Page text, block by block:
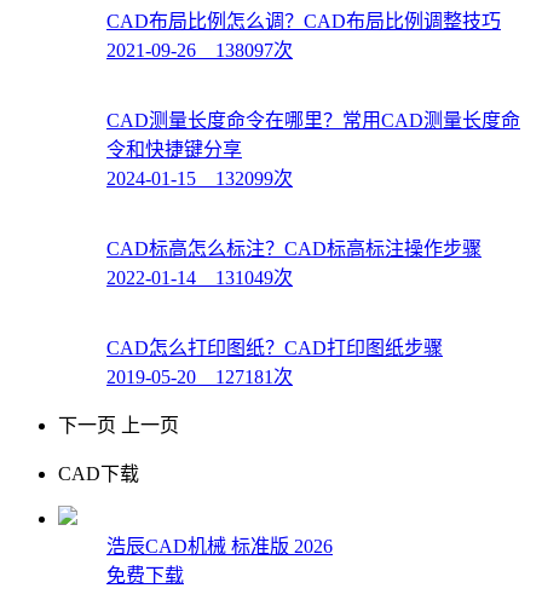
CAD布局比例怎么调？CAD布局比例调整技巧
2021-09-26 138097次
CAD测量长度命令在哪里？常用CAD测量长度命
令和快捷键分享
2024-01-15 132099次
CAD标高怎么标注？CAD标高标注操作步骤
2022-01-14 131049次
CAD怎么打印图纸？CAD打印图纸步骤
2019-05-20 127181次
下一页 上一页
CAD下载
浩辰CAD机械 标准版 2026
免费下载